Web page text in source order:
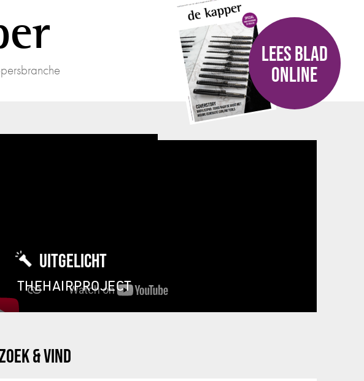
LEES BLAD
ONLINE
UITGELICHT
THEHAIRPROJECT
& VIND